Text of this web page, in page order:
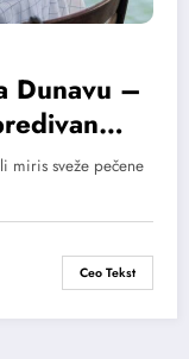
Dunavu –
miris sveže pečene
Ceo Tekst